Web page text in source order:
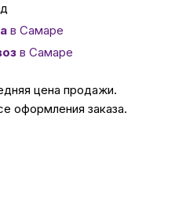
в Самаре
в Самаре
цена продажи.
оформления заказа.